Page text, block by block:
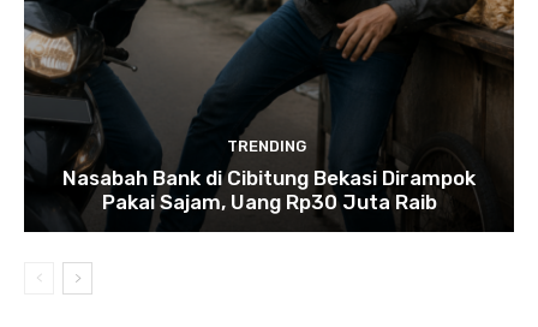
TRENDING
Nasabah Bank di Cibitung Bekasi Dirampok
Pakai Sajam, Uang Rp30 Juta Raib